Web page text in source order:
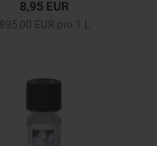
8,95 EUR
895,00 EUR pro 1 L